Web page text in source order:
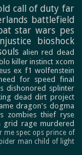
call of duty far
battlefield
star wars pes
bioshock
alien red dead
killer instinct xcom
ex f1 wolfenstein
for speed final
dishonored splinter
dead dirt project
dragon's dogma
zombies thief ryse
grid rage murdered
me spec ops prince of
man child of light